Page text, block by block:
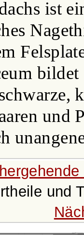
ist
bildet
und
und